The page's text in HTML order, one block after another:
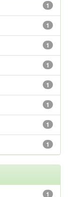
1
1
1
1
1
1
1
1
1